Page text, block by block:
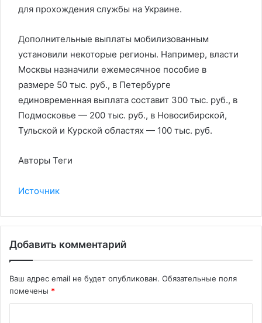
для прохождения службы на Украине.
Дополнительные выплаты мобилизованным
установили некоторые регионы. Например, власти
Москвы назначили ежемесячное пособие в
размере 50 тыс. руб., в Петербурге
единовременная выплата составит 300 тыс. руб., в
Подмосковье — 200 тыс. руб., в Новосибирской,
Тульской и Курской областях — 100 тыс. руб.
Авторы Теги
Источник
Добавить комментарий
Ваш адрес email не будет опубликован. Обязательные поля
помечены *